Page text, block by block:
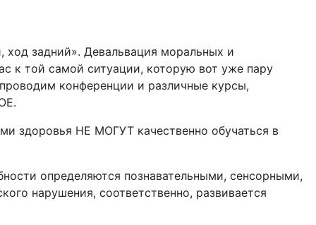
ход задний». Девальвация моральных и
к той самой ситуации, которую вот уже пару
конференции и различные курсы,
здоровья НЕ МОГУТ качественно обучаться в
определяются познавательными, сенсорными,
нарушения, соответственно, развивается